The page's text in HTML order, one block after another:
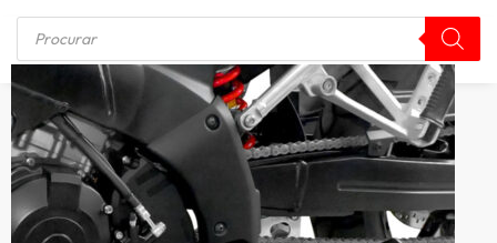
Início / CAVALETE CENTRAL Cavalete Central Suzuki V-strom1000 2014+ Spto368 Scam